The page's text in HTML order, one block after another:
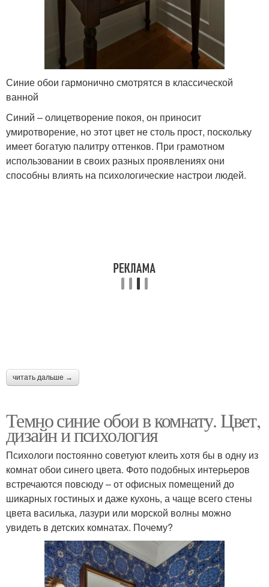
Синие обои гармонично смотрятся в классической
ванной
Синий – олицетворение покоя, он приносит
умиротворение, но этот цвет не столь прост, поскольку
имеет богатую палитру оттенков. При грамотном
использовании в своих разных проявлениях они
способны влиять на психологические настрои людей.
читать дальше →
Темно синие обои в комнату. Цвет,
дизайн и психология
Психологи постоянно советуют клеить хотя бы в одну из
комнат обои синего цвета. Фото подобных интерьеров
встречаются повсюду – от офисных помещений до
шикарных гостиных и даже кухонь, а чаще всего стены
цвета василька, лазури или морской волны можно
увидеть в детских комнатах. Почему?